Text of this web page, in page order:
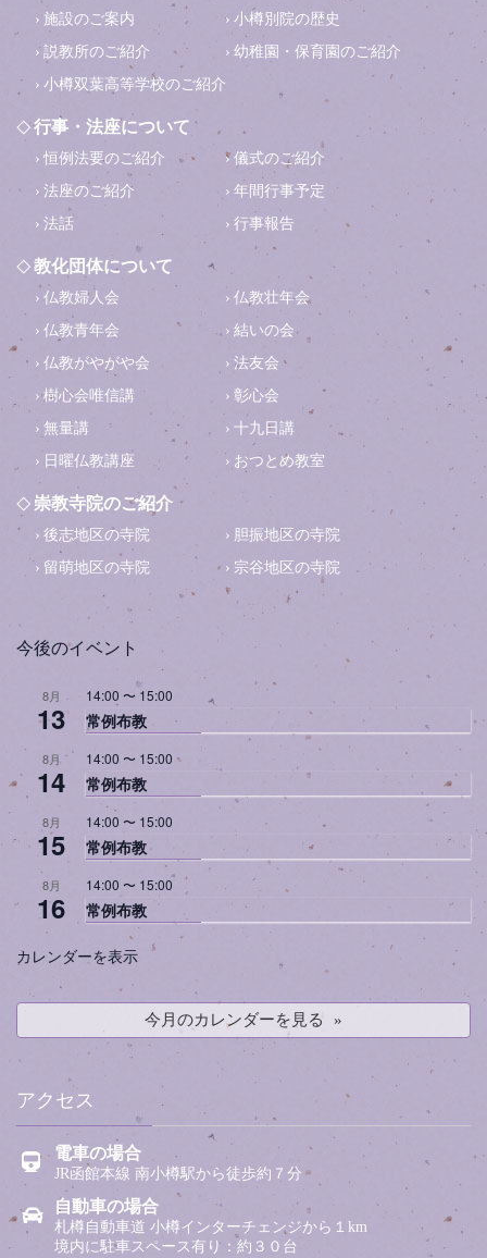
施設のご案内
小樽別院の歴史
説教所のご紹介
幼稚園・保育園のご紹介
小樽双葉高等学校のご紹介
行事・法座について
恒例法要のご紹介
儀式のご紹介
法座のご紹介
年間行事予定
法話
行事報告
教化団体について
仏教婦人会
仏教壮年会
仏教青年会
結いの会
仏教がやがや会
法友会
樹心会唯信講
彰心会
無量講
十九日講
日曜仏教講座
おつとめ教室
崇教寺院のご紹介
後志地区の寺院
胆振地区の寺院
留萌地区の寺院
宗谷地区の寺院
今後のイベント
8月
13
14:00 〜 15:00
常例布教
8月
14
14:00 〜 15:00
常例布教
8月
15
14:00 〜 15:00
常例布教
8月
16
14:00 〜 15:00
常例布教
カレンダーを表示
今月のカレンダーを見る
アクセス
電車の場合
JR函館本線 南小樽駅から徒歩約７分
自動車の場合
札樽自動車道 小樽インターチェンジから１km
境内に駐車スペース有り：約３０台